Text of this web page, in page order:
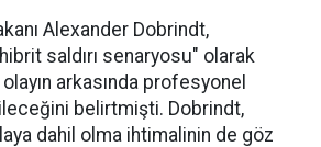
Alexander Dobrindt,
saldırı senaryosu" olarak
arkasında profesyonel
belirtmişti. Dobrindt,
dahil olma ihtimalinin de göz